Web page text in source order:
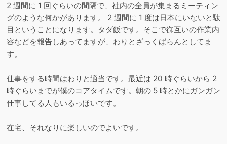
2 週間に 1 回ぐらいの間隔で、社内の全員が集まるミーティン
グのような何かがあります。 2 週間に 1 度は日本にいないと駄
目ということになります。タダ飯です。そこで御互いの作業内
容などを報告しあってますが、わりとざっくばらんとしてま
す。
仕事をする時間はわりと適当です。最近は 20 時ぐらいから 2
時ぐらいまでが僕のコアタイムです。朝の 5 時とかにガンガン
仕事してる人もいるっぽいです。
在宅、それなりに楽しいのでよいです。